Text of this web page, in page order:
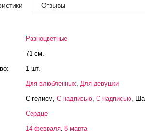
Отзывы
Разноцветные
71 см.
1 шт.
Для влюбленных, Для девушки
С гелием, С надписью, С надписью,
Сердце
14 февраля, 8 марта